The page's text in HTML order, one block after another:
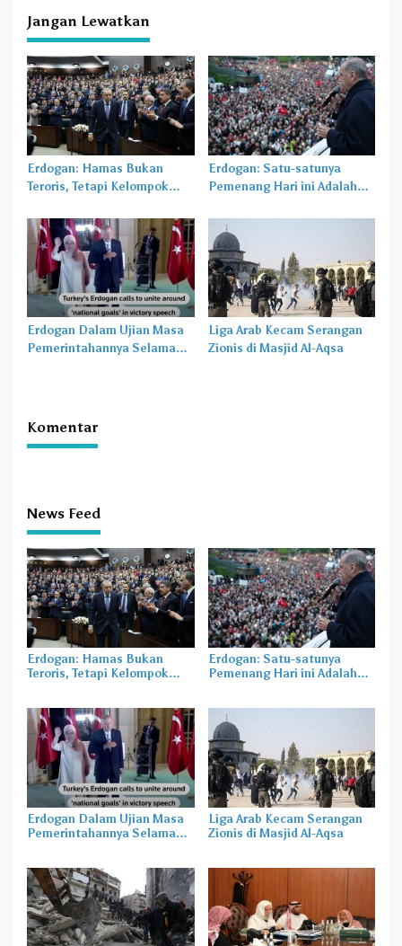
Jangan Lewatkan
Erdogan: Hamas Bukan
Teroris, Tetapi Kelompok
Melindungi Palestina
Erdogan: Satu-satunya
Pemenang Hari ini Adalah
Erdogan Dalam Ujian Masa
Pemerintahannya Selama
Liga Arab Kecam Serangan
Zionis di Masjid Al-Aqsa
Komentar
News Feed
Erdogan: Hamas Bukan
Teroris, Tetapi Kelompok
Erdogan: Satu-satunya
Pemenang Hari ini Adalah
Erdogan Dalam Ujian Masa
Pemerintahannya Selama
Liga Arab Kecam Serangan
Zionis di Masjid Al-Aqsa